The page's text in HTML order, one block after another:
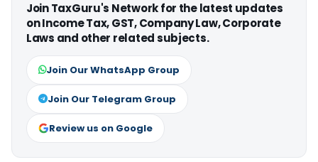
Join TaxGuru's Network for the latest updates
on Income Tax, GST, Company Law, Corporate
Laws and other related subjects.
Join Our WhatsApp Group
Join Our Telegram Group
Review us on Google